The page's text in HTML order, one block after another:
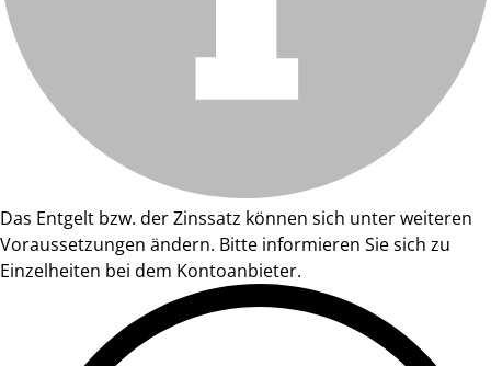
Das Entgelt bzw. der Zinssatz können sich unter weiteren
Voraussetzungen ändern. Bitte informieren Sie sich zu
Einzelheiten bei dem Kontoanbieter.